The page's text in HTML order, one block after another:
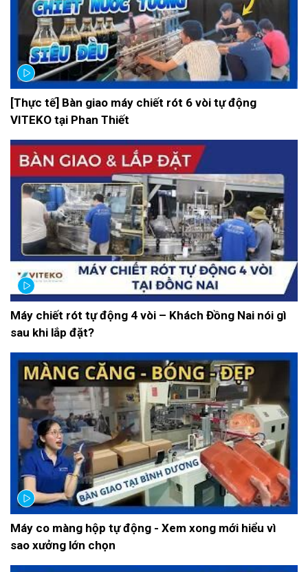
[Thực tế] Bàn giao máy chiết rót 6 vòi tự động
VITEKO tại Phan Thiết
Máy chiết rót tự động 4 vòi – Khách Đồng Nai nói gì
sau khi lắp đặt?
Máy co màng hộp tự động - Xem xong mới hiểu vì
sao xưởng lớn chọn